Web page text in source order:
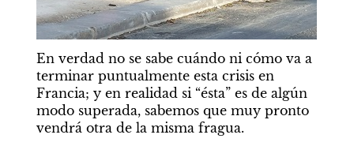
En verdad no se sabe cuándo ni cómo va a
terminar puntualmente esta crisis en
Francia; y en realidad si “ésta” es de algún
modo superada, sabemos que muy pronto
vendrá otra de la misma fragua.